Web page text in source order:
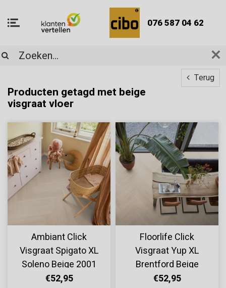
076 587 04 62
Terug
Producten getagd met beige
visgraat vloer
Ambiant Click
Visgraat Spigato XL
Soleno Beige 2001
€52,95
Floorlife Click
Visgraat Yup XL
Brentford Beige
2001
€52,95